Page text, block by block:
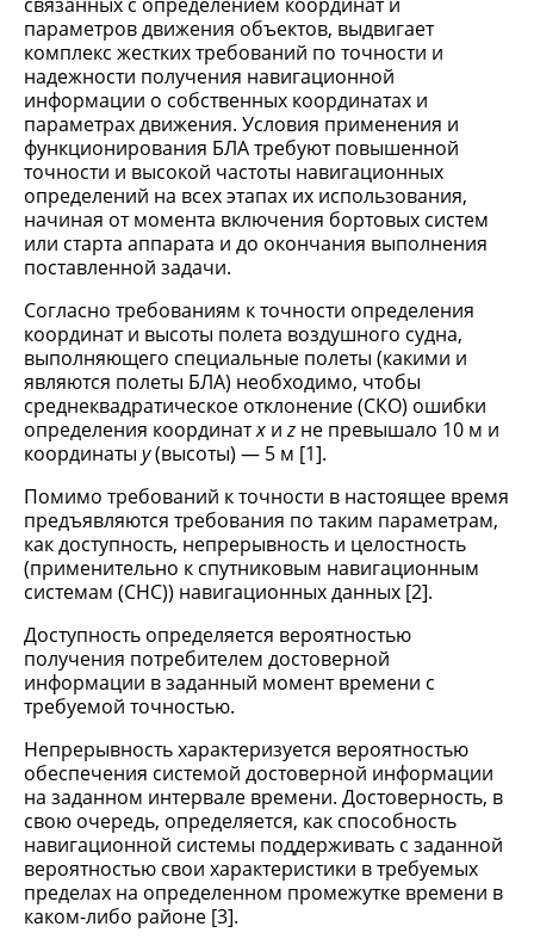
параметров движения объектов, выдвигает
комплекс жестких требований по точности и
надежности получения навигационной
информации о собственных координатах и
параметрах движения. Условия применения и
функционирования БЛА требуют повышенной
точности и высокой частоты навигационных
определений на всех этапах их использования,
начиная от момента включения бортовых систем
или старта аппарата и до окончания выполнения
поставленной задачи.
Согласно требованиям к точности определения
координат и высоты полета воздушного судна,
выполняющего специальные полеты (какими и
являются полеты БЛА) необходимо, чтобы
среднеквадратическое отклонение (СКО) ошибки
определения координатx иz не превышало 10 м и
координаты y(высоты) — 5 м [1].
Помимо требований к точности в настоящее время
предъявляются требования по таким параметрам,
как доступность, непрерывность и целостность
(применительно к спутниковым навигационным
системам (СНС)) навигационных данных [2].
Доступность определяется вероятностью
получения потребителем достоверной
информации в заданный момент времени с
требуемой точностью.
Непрерывность характеризуется вероятностью
обеспечения системой достоверной информации
на заданном интервале времени. Достоверность, в
свою очередь, определяется, как способность
навигационной системы поддерживать с заданной
вероятностью свои характеристики в требуемых
пределах на определенном промежутке времени в
каком-либо районе [3].